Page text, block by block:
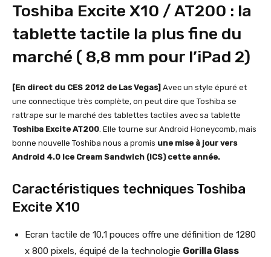
Toshiba Excite X10 / AT200 : la
tablette tactile la plus fine du
marché ( 8,8 mm pour l’iPad 2)
[En direct du CES 2012 de Las Vegas] Avec un style épuré et
une connectique très complète, on peut dire que Toshiba se
rattrape sur le marché des tablettes tactiles avec sa tablette
Toshiba Excite AT200 . Elle tourne sur Android Honeycomb, mais
bonne nouvelle Toshiba nous a promis une mise à jour vers
Android 4.0 Ice Cream Sandwich (ICS) cette année.
Caractéristiques techniques Toshiba
Excite X10
Ecran tactile de 10,1 pouces offre une définition de 1280
x 800 pixels, équipé de la technologie Gorilla Glass